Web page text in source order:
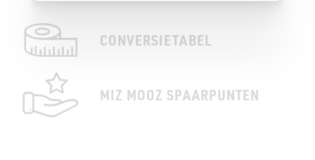
CONVERSIETABEL
MIZ MOOZ SPAARPUNTEN